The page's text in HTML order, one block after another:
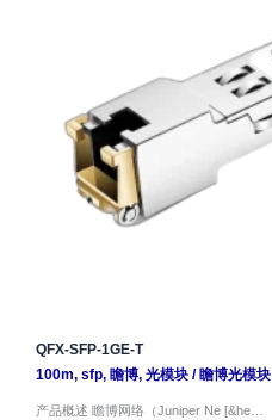
QFX-SFP-1GE-T
100m, sfp, 瞻博, 光模块/ 瞻博光模块
产品概述 瞻博网络（Juniper Ne [&he…